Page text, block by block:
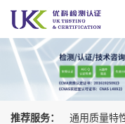
推荐服务： 通用质量特